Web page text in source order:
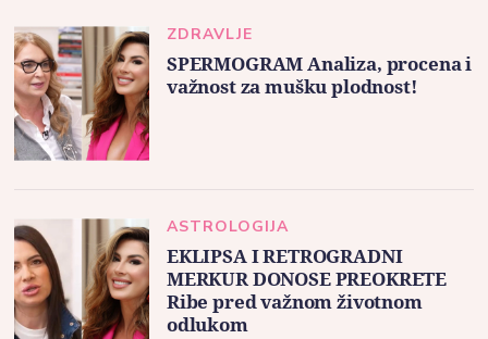
ZDRAVLJE
SPERMOGRAM Analiza, procena i
važnost za mušku plodnost!
ASTROLOGIJA
EKLIPSA I RETROGRADNI
MERKUR DONOSE PREOKRETE
Ribe pred važnom životnom
odlukom